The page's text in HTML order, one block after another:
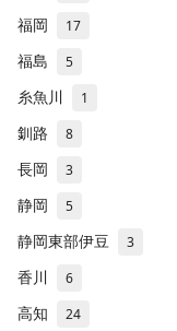
福岡 17
福島 5
糸魚川 1
釧路 8
長岡 3
静岡 5
静岡東部伊豆 3
香川 6
高知 24